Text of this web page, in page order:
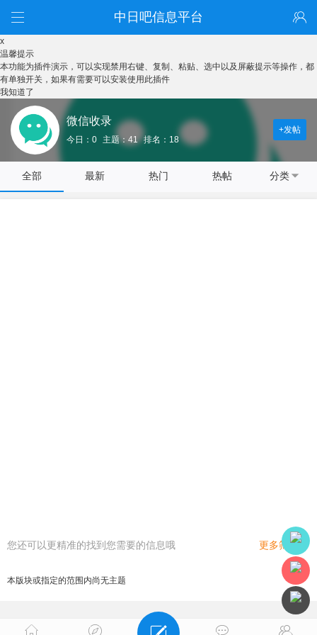
中日吧信息平台
x
温馨提示
本功能为插件演示，可以实现禁用右键、复制、粘贴、选中以及屏蔽提示等操作，都
有单独开关，如果有需要可以安装使用此插件
我知道了
微信收录
今日：0 主题：41 排名：18
+发帖
全部 最新 热门 热帖 分类
您还可以更精准的找到您需要的信息哦 更多筛选
本版块或指定的范围内尚无主题